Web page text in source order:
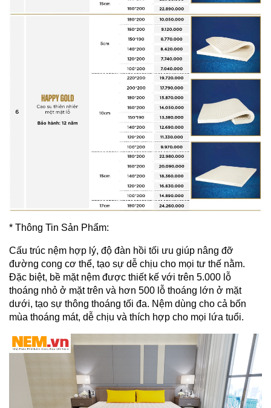
* Thông Tin Sản Phẩm:
Cấu trúc nệm hợp lý, độ đàn hồi tối ưu giúp nâng đỡ
đường cong cơ thể, tạo sự dễ chịu cho mọi tư thế nằm.
Đặc biệt, bề mặt nệm được thiết kế với trên 5.000 lỗ
thoáng nhỏ ở mặt trên và hơn 500 lỗ thoáng lớn ở mặt
dưới, tạo sự thông thoáng tối đa. Nệm dùng cho cả bốn
mùa thoáng mát, dễ chịu và thích hợp cho mọi lứa tuổi.